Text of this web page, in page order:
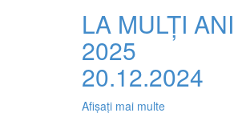
LA MULȚI ANI
2025
20.12.2024
Afișați mai multe